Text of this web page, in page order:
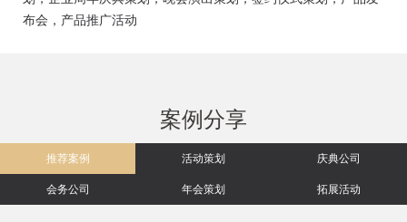
布会，产品推广活动
案例分享
推荐案例 活动策划
庆典公司
会务公司
年会策划 拓展活动